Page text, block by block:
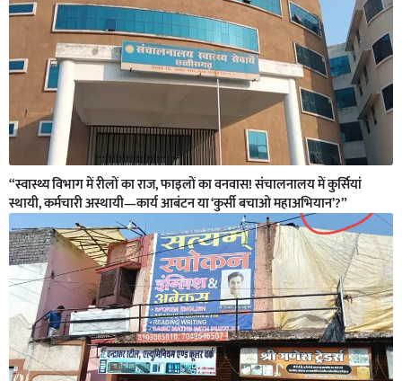
“स्वास्थ्य विभाग में रीलों का राज, फाइलों का वनवास! संचालनालय में कुर्सियां
स्थायी, कर्मचारी अस्थायी—कार्य आबंटन या ‘कुर्सी बचाओ महाअभियान’?”